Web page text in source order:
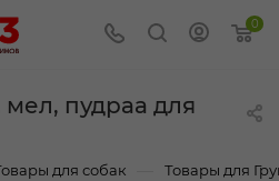
0
пудраа для
для собак Товары для